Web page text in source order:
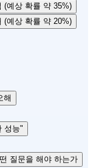
(예상 확률 약 35%)
(예상 확률 약 20%)
해
성능"
질문을 해야 하는가